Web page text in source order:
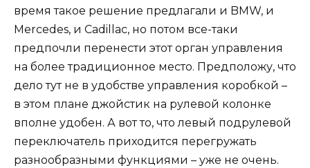
время такое решение предлагали и BMW, и
Mercedes, и Cadillac, но потом все-таки
предпочли перенести этот орган управления
на более традиционное место. Предположу, что
дело тут не в удобстве управления коробкой –
в этом плане джойстик на рулевой колонке
вполне удобен. А вот то, что левый подрулевой
переключатель приходится перегружать
разнообразными функциями – уже не очень.